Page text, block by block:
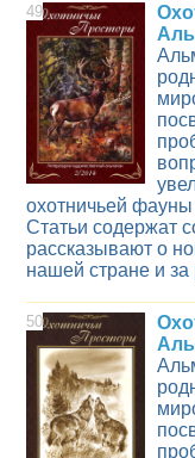
49
охотничьей фауны
Статьи содержат
рассказывают о
нашей стране и
50